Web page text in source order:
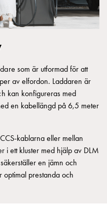
som är utformad för att
av elfordon. Laddaren är
kan konfigureras med
en kabellängd på 6,5 meter
kablarna eller mellan
i ett kluster med hjälp av DLM
en jämn och
prestanda och